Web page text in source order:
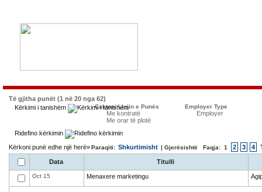
Të gjitha punët (1 në 20 nga 62)
Kërkimi i tanishëm
Caktoni Llojin e Punës
Me kontratë
Me orar të plotë
Employer Type
Employer
Ridefino kërkimin
Kërkoni punë edhe një herë»Paraqiti: Shkurtimisht | Gjerësishtë Faqja: 1 2 3 4
Data Titulli
Oct 15 Menaxere marketingu